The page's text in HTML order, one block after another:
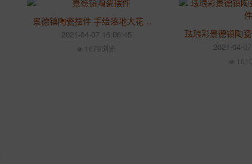
景德镇陶瓷摆件 手绘落地大花瓶 酒店开业礼品定制
2021-04-07 16:06:45
1679浏览 2021-04-